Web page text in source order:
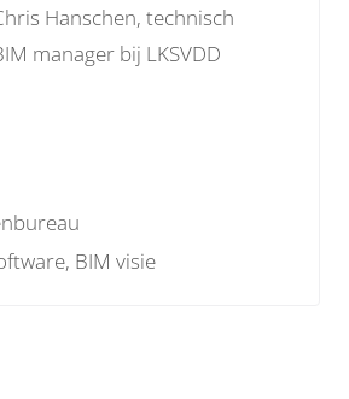
Hanschen, technisch
manager bij LKSVDD
BIM visie